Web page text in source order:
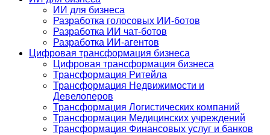
ИИ для бизнеса
Разработка голосовых ИИ-ботов
Разработка ИИ чат-ботов
Разработка ИИ-агентов
Цифровая трансформация бизнеса
Цифровая трансформация бизнеса
Трансформация Ритейла
Трансформация Недвижимости и
Девелоперов
Трансформация Логистических компаний
Трансформация Медицинских учреждений
Трансформация Финансовых услуг и банков